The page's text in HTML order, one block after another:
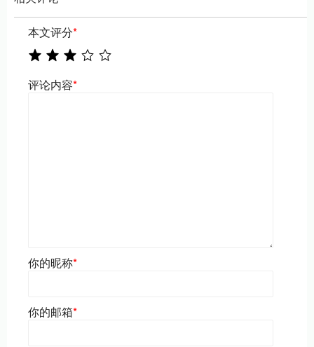
本文评分*
评论内容*
你的昵称*
你的邮箱*